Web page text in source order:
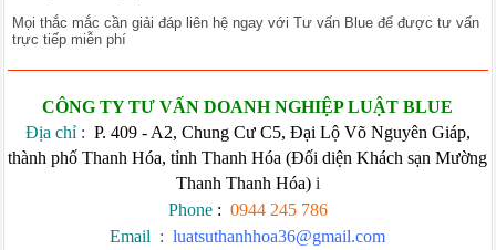
Mọi thắc mắc cần giải đáp liên hệ ngay với Tư vấn Blue để được tư vấn
trực tiếp miễn phí
CÔNG TY TƯ VẤN DOANH NGHIỆP LUẬT BLUE
Địa chỉ: P. 409 - A2, Chung Cư C5, Đại Lộ Võ Nguyên Giáp,
thành phố Thanh Hóa, tỉnh Thanh Hóa (Đối diện Khách sạn Mường
Thanh Thanh Hóa) i
Phone: 0944 245 786
Email : luatsuthanhhoa36@gmail.com